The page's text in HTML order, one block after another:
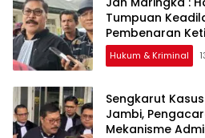
Tumpuan
Pembenaran
Hukum & Kriminal
Sengkarut
Jambi,
Mekanisme